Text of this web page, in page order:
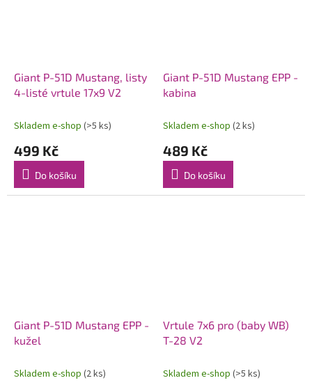
Giant P-51D Mustang, listy
4-listé vrtule 17x9 V2
Skladem e-shop (>5 ks)
499 Kč
Do košíku
Giant P-51D Mustang EPP -
kabina
Skladem e-shop (2 ks)
489 Kč
Do košíku
Giant P-51D Mustang EPP -
kužel
Skladem e-shop (2 ks)
Vrtule 7x6 pro (baby WB)
T-28 V2
Skladem e-shop (>5 ks)